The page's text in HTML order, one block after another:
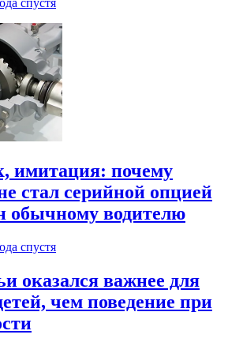
спустя
имитация: почему
стал серийной опцией
обычному водителю
спустя
оказался важнее для
чем поведение при